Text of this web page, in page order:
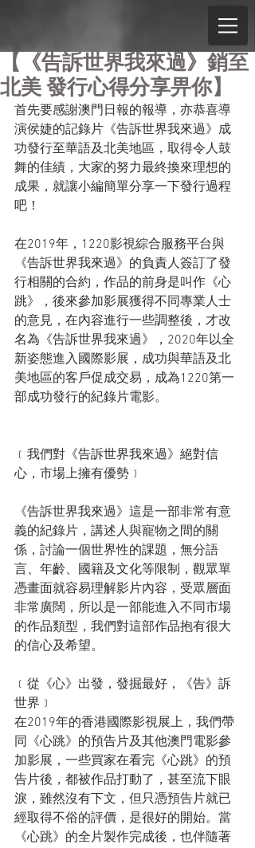
【《告訴世界我來過》銷至
北美 發行心得分享畀你】
首先要感謝澳門日報的報導，亦恭喜導
演侯婕的記錄片《告訴世界我來過》成
功發行至華語及北美地區，取得令人鼓
舞的佳績，大家的努力最終換來理想的
成果，就讓小編簡單分享一下發行過程
吧！
在2019年，1220影視綜合服務平台與
《告訴世界我來過》的負責人簽訂了發
行相關的合約，作品的前身是叫作《心
跳》，後來參加影展獲得不同專業人士
的意見，在內容進行一些調整後，才改
名為《告訴世界我來過》，2020年以全
新姿態進入國際影展，成功與華語及北
美地區的客戶促成交易，成為1220第一
部成功發行的紀錄片電影。
﹝我們對《告訴世界我來過》絕對信
心，市場上擁有優勢﹞
《告訴世界我來過》這是一部非常有意
義的紀錄片，講述人與寵物之間的關
係，討論一個世界性的課題，無分語
言、年齡、國籍及文化等限制，觀眾單
憑畫面就容易理解影片內容，受眾層面
非常廣闊，所以是一部能進入不同市場
的作品類型，我們對這部作品抱有很大
的信心及希望。
﹝從《心》出發，發掘最好，《告》訴
世界﹞
在2019年的香港國際影視展上，我們帶
同《心跳》的預告片及其他澳門電影參
加影展，一些買家在看完《心跳》的預
告片後，都被作品打動了，甚至流下眼
淚，雖然沒有下文，但只憑預告片就已
經取得不俗的評價，是很好的開始。當
《心跳》的全片製作完成後，也伴隨著